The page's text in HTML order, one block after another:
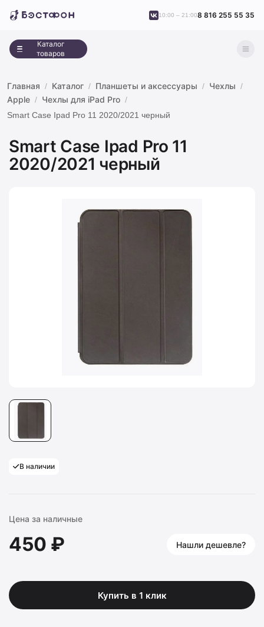
Каталог
товаров
10:00 – 21:008 816 255 55 35
Главная Каталог Планшеты и аксессуары
Чехлы
Apple
Чехлы для iPad Pro
Smart Case Ipad Pro 11 2020/2021 черный
Smart Case Ipad Pro 11
2020/2021 черный
В наличии
Цена за наличные
450 ₽ Нашли дешевле?
Купить в 1 клик